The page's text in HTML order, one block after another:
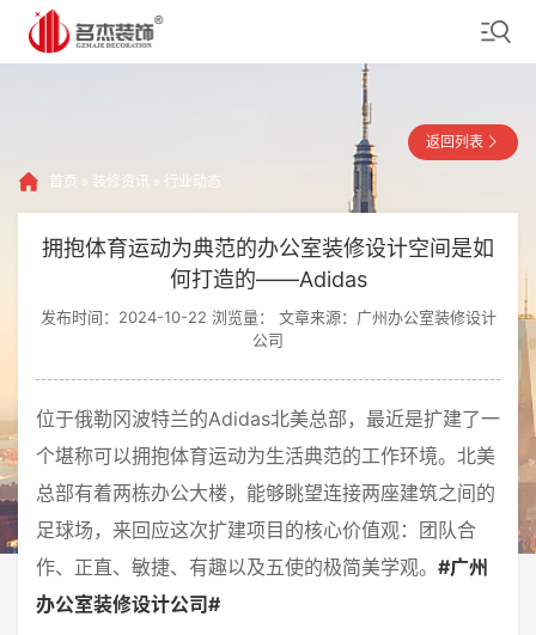
首页 » 装修资讯 » 行业动态
返回列表
拥抱体育运动为典范的办公室装修设计空间是如
何打造的——Adidas
发布时间：2024-10-22 浏览量：
文章来源：广州办公室装修设计
公司
位于俄勒冈波特兰的Adidas北美总部，最近是扩建了一
个堪称可以拥抱体育运动为生活典范的工作环境。北美
总部有着两栋办公大楼，能够眺望连接两座建筑之间的
足球场，来回应这次扩建项目的核心价值观：团队合
作、正直、敏捷、有趣以及五使的极简美学观。 #广州
办公室装修设计公司#